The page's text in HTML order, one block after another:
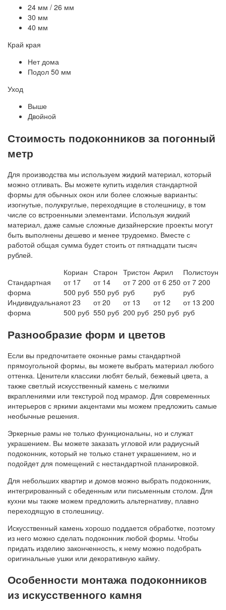
24 мм / 26 мм
30 мм
40 мм
Край края
Нет дома
Подол 50 мм
Уход
Выше
Двойной
Стоимость подоконников за погонный
метр
Для производства мы используем жидкий материал, который
можно отливать. Вы можете купить изделия стандартной
формы для обычных окон или более сложные варианты:
изогнутые, полукруглые, переходящие в столешницу, в том
числе со встроенными элементами. Используя жидкий
материал, даже самые сложные дизайнерские проекты могут
быть выполнены дешево и менее трудоемко. Вместе с
работой общая сумма будет стоить от пятнадцати тысяч
рублей.
Кориан Старон Тристон Акрил
Полистоун
Стандартная
форма
от 17
500 руб
от 14
550 руб
от 7 200
руб
от 6 250
руб
от 7 200
руб
Индивидуальная
форма
от 23
500 руб
от 20
550 руб
от 13
200 руб
от 12
250 руб
от 13 200
руб
Разнообразие форм и цветов
Если вы предпочитаете оконные рамы стандартной
прямоугольной формы, вы можете выбрать материал любого
оттенка. Ценители классики любят белый, бежевый цвета, а
также светлый искусственный камень с мелкими
вкраплениями или текстурой под мрамор. Для современных
интерьеров с яркими акцентами мы можем предложить самые
необычные решения.
Эркерные рамы не только функциональны, но и служат
украшением. Вы можете заказать угловой или радиусный
подоконник, который не только станет украшением, но и
подойдет для помещений с нестандартной планировкой.
Для небольших квартир и домов можно выбрать подоконник,
интегрированный с обеденным или письменным столом. Для
кухни мы также можем предложить альтернативу, плавно
переходящую в столешницу.
Искусственный камень хорошо поддается обработке, поэтому
из него можно сделать подоконник любой формы. Чтобы
придать изделию законченность, к нему можно подобрать
оригинальные ушки или декоративную кайму.
Особенности монтажа подоконников
из искусственного камня